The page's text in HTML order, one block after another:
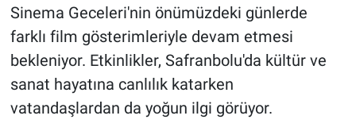
Sinema Geceleri'nin önümüzdeki günlerde
farklı film gösterimleriyle devam etmesi
bekleniyor. Etkinlikler, Safranbolu'da kültür ve
sanat hayatına canlılık katarken
vatandaşlardan da yoğun ilgi görüyor.